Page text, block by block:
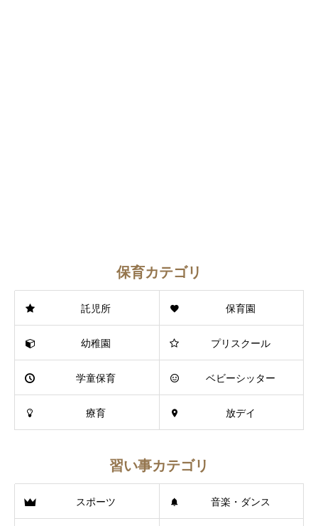
保育カテゴリ
託児所 保育園
幼稚園 プリスクール
学童保育 ベビーシッター
療育 放デイ
習い事カテゴリ
スポーツ 音楽・ダンス